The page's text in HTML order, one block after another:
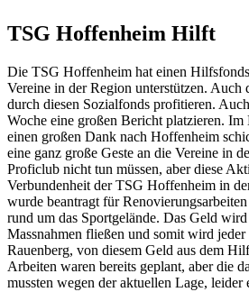
TSG Hoffenheim Hilft
Die TSG Hoffenheim hat einen
Vereine in der Region unterstützen.
durch diesen Sozialfonds profitieren.
Woche eine großen Bericht platzieren.
einen großen Dank nach Hoffenheim
eine ganz große Geste an die Vereine in
Proficlub nicht tun müssen, aber diese
Verbundenheit der TSG Hoffenheim in
wurde beantragt für
rund um das Sportgelände. Das Geld
Massnahmen fließen und somit wird
Rauenberg, von diesem Geld aus dem
Arbeiten waren bereits geplant, aber die
mussten wegen der aktuellen Lage, leider